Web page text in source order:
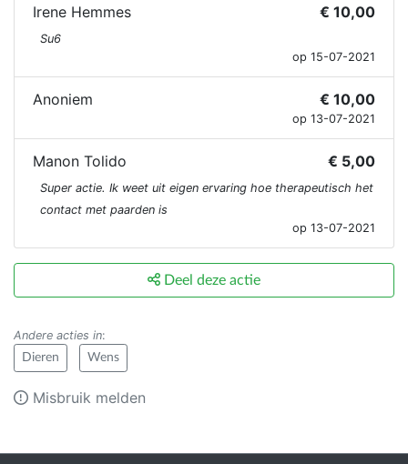
Irene Hemmes € 10,00
Su6
op 15-07-2021
Anoniem € 10,00
op 13-07-2021
Manon Tolido € 5,00
Super actie. Ik weet uit eigen ervaring hoe therapeutisch het
contact met paarden is
op 13-07-2021
Deel deze actie
Andere acties in:
Dieren Wens
Misbruik melden